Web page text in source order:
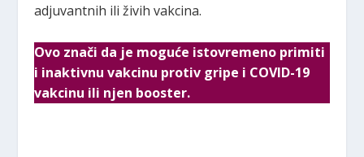
adjuvantnih ili živih vakcina.
Ovo znači da je moguće istovremeno primiti
i inaktivnu vakcinu protiv gripe i COVID-19
vakcinu ili njen booster.